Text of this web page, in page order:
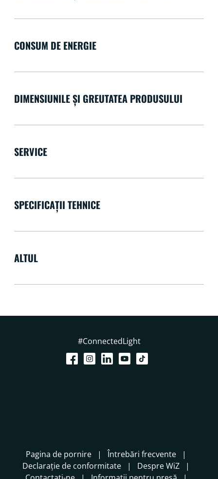
CONSUM DE ENERGIE
DIMENSIUNILE ȘI GREUTATEA PRODUSULUI
SERVICE
SPECIFICAȚII TEHNICE
ALTUL
#ConnectedLight
Pagina de pornire
Întrebări frecvente
Declarație de conformitate
Despre WiZ